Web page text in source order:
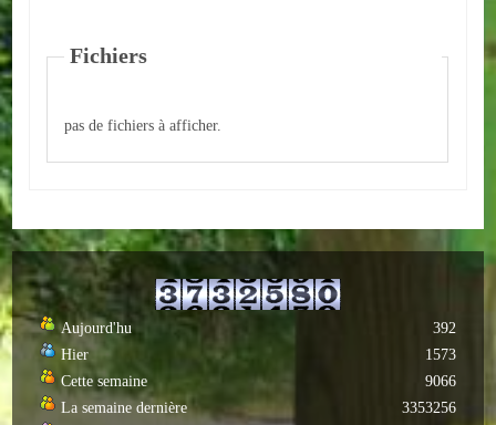
Batiments/TP
CONTACT
Informations générales
Actualités
Fichiers
pas de fichiers à afficher.
Aujourd'hu
Hier
Cette semaine
La semaine dernière
392
1573
9066
3353256